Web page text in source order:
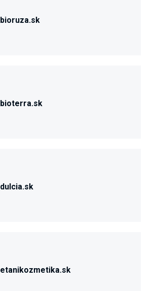
bioruza.sk
bioterra.sk
dulcia.sk
etanikozmetika.sk